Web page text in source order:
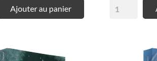
Ajouter au panier